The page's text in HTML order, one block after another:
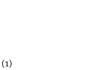
(1)